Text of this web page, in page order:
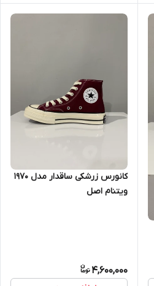
کانورس زرشکی ساقدار مدل 1970
ویتنام اصل
4,600,000